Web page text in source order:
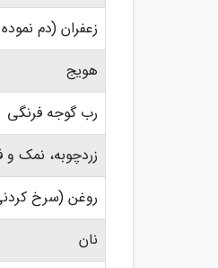
زعفران (دم
هویج
رب گوجه فرنگی
زردچوبه، نمک و
روغن (سرخ
نان